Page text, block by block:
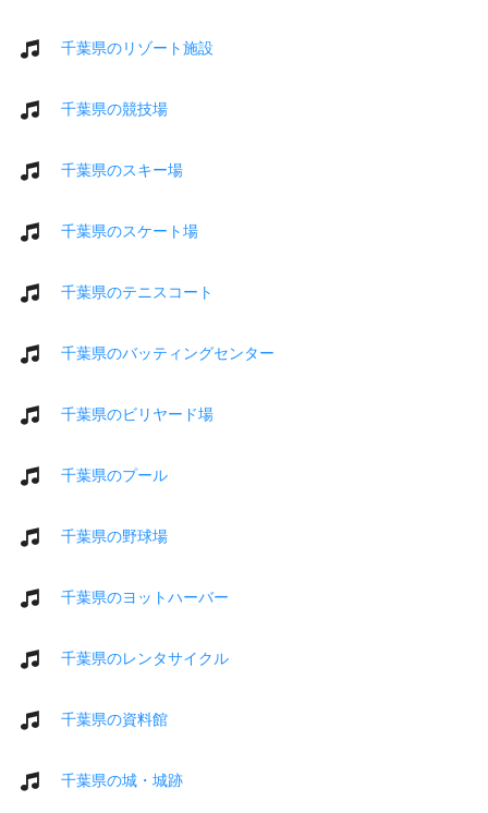
千葉県のリゾート施設
千葉県の競技場
千葉県のスキー場
千葉県のスケート場
千葉県のテニスコート
千葉県のバッティングセンター
千葉県のビリヤード場
千葉県のプール
千葉県の野球場
千葉県のヨットハーバー
千葉県のレンタサイクル
千葉県の資料館
千葉県の城・城跡